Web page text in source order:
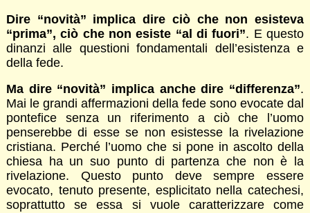
Dire “novità” implica dire ciò che non esisteva
“prima”, ciò che non esiste “al di fuori”. E questo
dinanzi alle questioni fondamentali dell’esistenza e
della fede.
Ma dire “novità” implica anche dire “differenza”.
Mai le grandi affermazioni della fede sono evocate dal
pontefice senza un riferimento a ciò che l’uomo
penserebbe di esse se non esistesse la rivelazione
cristiana. Perché l’uomo che si pone in ascolto della
chiesa ha un suo punto di partenza che non è la
rivelazione. Questo punto deve sempre essere
evocato, tenuto presente, esplicitato nella catechesi,
soprattutto se essa si vuole caratterizzare come